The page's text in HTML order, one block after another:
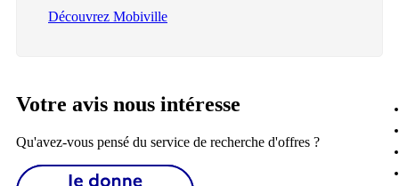
Découvrez Mobiville
Votre avis nous intéresse
Qu'avez-vous pensé du service de recherche d'offres ?